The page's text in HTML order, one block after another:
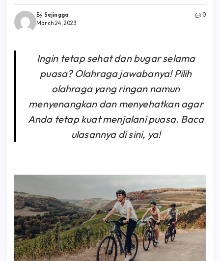
By Sejingga
March 24, 2023
0
Ingin tetap sehat dan bugar selama
puasa? Olahraga jawabanya! Pilih
olahraga yang ringan namun
menyenangkan dan menyehatkan agar
Anda tetap kuat menjalani puasa. Baca
ulasannya di sini, ya!